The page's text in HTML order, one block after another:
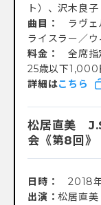
ト）、沢木良子
曲目： ラヴ
ライスラー／
料金： 全席
25歳以下1,000
詳細はこちら
松居直美
会《第8回》
日時： 2018
出演：松居直美